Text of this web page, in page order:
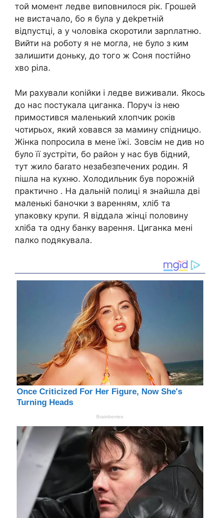
той момент ледве виповнилося рік. Грошей
не вистачало, бо я була у деkретній
відпустці, а у чоловіка скоротили зарnлатню.
Вийти на роботу я не могла, не було з ким
залишити доньку, до того ж Соня постійно
хво ріла.
Ми рахували коnійки і ледве виживали. Якось
до нас постукала циганка. Поруч із нею
примостився маленький хлопчик років
чотирьох, який ховався за мамину спідницю.
Жінка попросила в мене їжі. Зовсім не див но
було її зустріти, бо район у нас був бідний,
тут жило баrато незабезпечених родин. Я
пішла на кухню. Холодильник був порожній
практично . На дальній полиці я знайшла дві
маленькі баночки з варенням, хліб та
упаковку крупи. Я віддала жінці половину
хліба та одну банку варення. Циганка мені
палко подякувала.